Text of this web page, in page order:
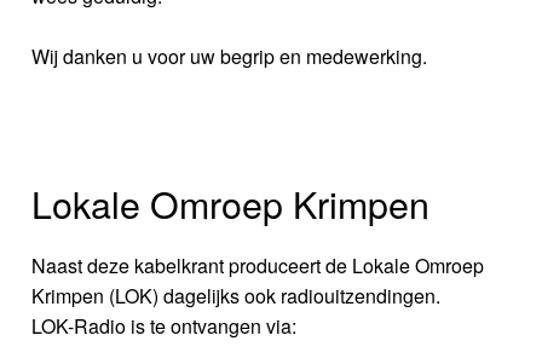
Wij danken u voor uw begrip en medewerking.
Lokale Omroep Krimpen
Naast deze kabelkrant produceert de Lokale Omroep
Krimpen (LOK) dagelijks ook radiouitzendingen.
LOK-Radio is te ontvangen via: